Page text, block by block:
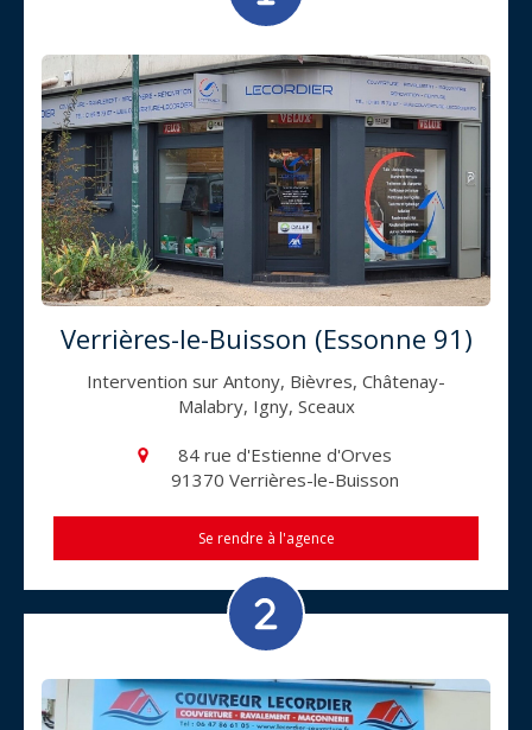
Verrières-le-Buisson (Essonne 91)
Intervention sur Antony, Bièvres, Châtenay-
Malabry, Igny, Sceaux
84 rue d'Estienne d'Orves
91370 Verrières-le-Buisson
Se rendre à l'agence